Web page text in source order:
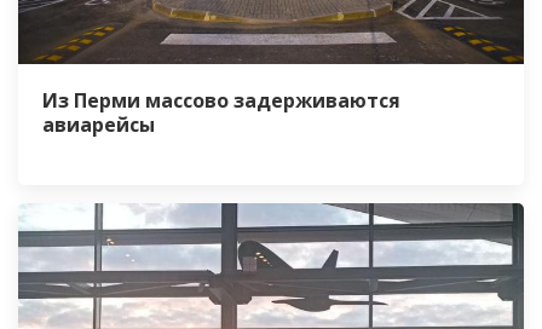
Из Перми массово задерживаются
авиарейсы